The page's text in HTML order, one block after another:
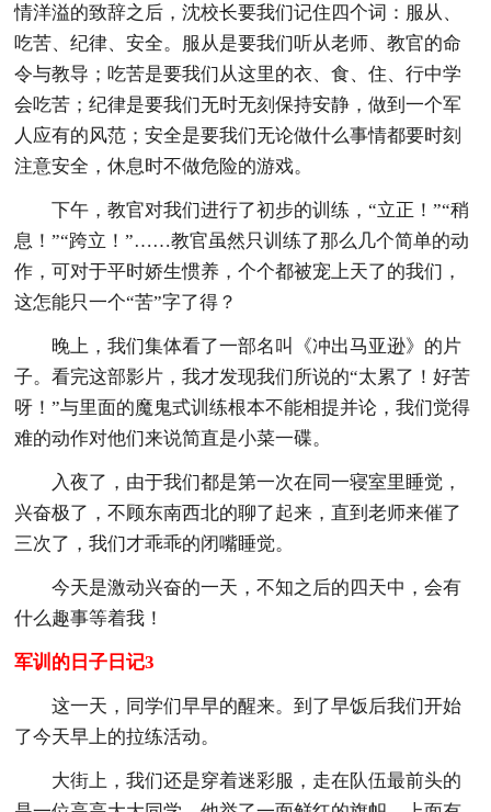
情洋溢的致辞之后，沈校长要我们记住四个词：服从、
吃苦、纪律、安全。服从是要我们听从老师、教官的命
令与教导；吃苦是要我们从这里的衣、食、住、行中学
会吃苦；纪律是要我们无时无刻保持安静，做到一个军
人应有的风范；安全是要我们无论做什么事情都要时刻
注意安全，休息时不做危险的游戏。
下午，教官对我们进行了初步的训练，“立正！”“稍
息！”“跨立！”……教官虽然只训练了那么几个简单的动
作，可对于平时娇生惯养，个个都被宠上天了的我们，
这怎能只一个“苦”字了得？
晚上，我们集体看了一部名叫《冲出马亚逊》的片
子。看完这部影片，我才发现我们所说的“太累了！好苦
呀！”与里面的魔鬼式训练根本不能相提并论，我们觉得
难的动作对他们来说简直是小菜一碟。
入夜了，由于我们都是第一次在同一寝室里睡觉，
兴奋极了，不顾东南西北的聊了起来，直到老师来催了
三次了，我们才乖乖的闭嘴睡觉。
今天是激动兴奋的一天，不知之后的四天中，会有
什么趣事等着我！
军训的日子日记3
这一天，同学们早早的醒来。到了早饭后我们开始
了今天早上的拉练活动。
大街上，我们还是穿着迷彩服，走在队伍最前头的